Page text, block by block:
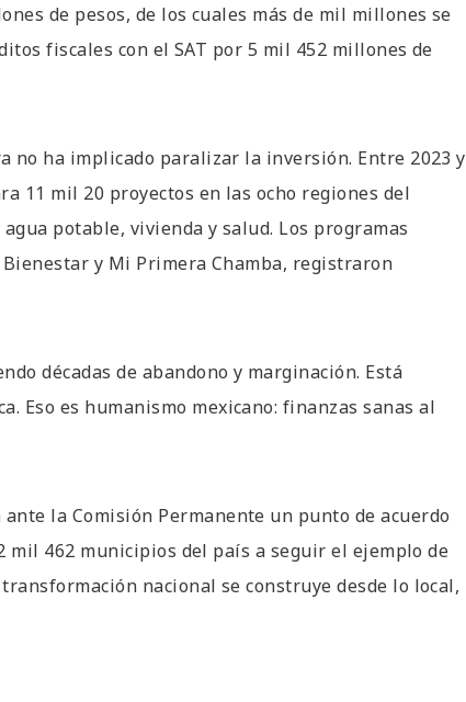
de pesos, de los cuales más de mil millones se
fiscales con el SAT por 5 mil 452 millones de
ha implicado paralizar la inversión. Entre 2023 y
11 mil 20 proyectos en las ocho regiones del
potable, vivienda y salud. Los programas
y Mi Primera Chamba, registraron
décadas de abandono y marginación. Está
Eso es humanismo mexicano: finanzas sanas al
la Comisión Permanente un punto de acuerdo
462 municipios del país a seguir el ejemplo de
nacional se construye desde lo local,